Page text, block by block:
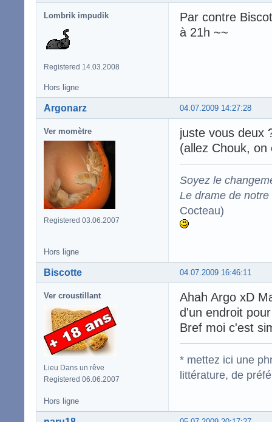
Lombrik impudik
Registered 14.03.2008
Par contre
à 21h ~~
Hors ligne
04.07.2009 14:27:28
Argonarz
Ver momètre
Registered 03.06.2007
juste vous deux
(allez Chouk,
Soyez le
Le drame de
Cocteau)
Hors ligne
04.07.2009 16:46:11
Biscotte
Ver croustillant
Lieu Dans un rêve
Registered 06.06.2007
Ahah Argo xD
d'un endroit
Bref moi c'est
* mettez ici une
littérature, de
Hors ligne